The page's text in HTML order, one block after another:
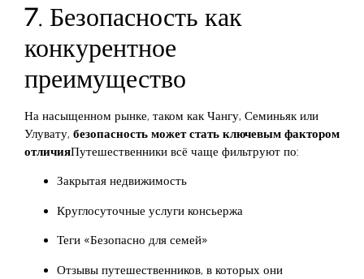
7. Безопасность как
конкурентное
преимущество
На насыщенном рынке, таком как Чангу, Семиньяк или
Улувату, безопасность может стать ключевым фактором
отличияПутешественники всё чаще фильтруют по:
Закрытая недвижимость
Круглосуточные услуги консьержа
Теги «Безопасно для семей»
Отзывы путешественников, в которых они